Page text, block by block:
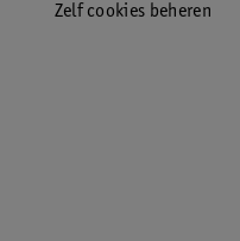
Zelf cookies beheren